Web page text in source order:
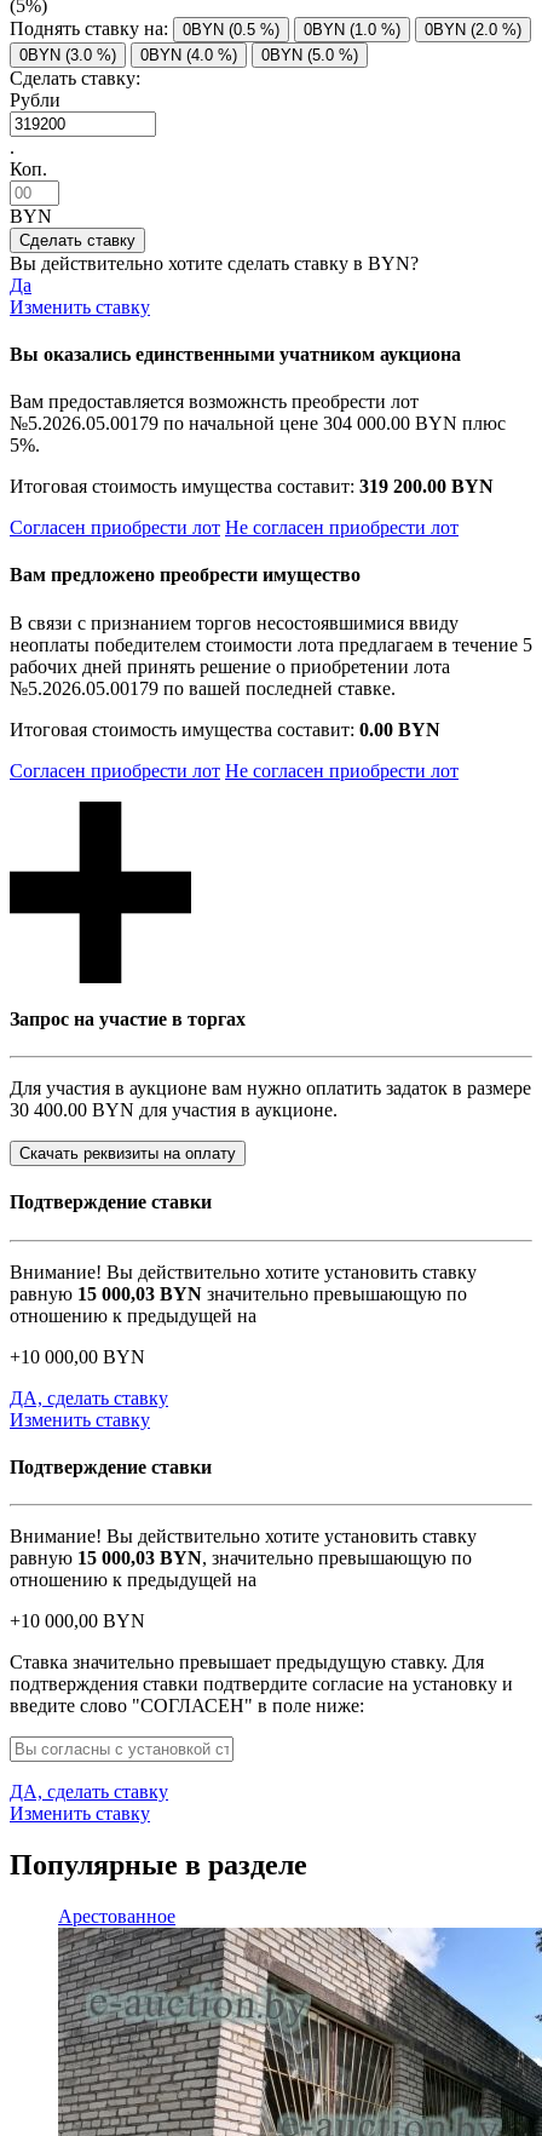
(5%)
Поднять ставку на:
0BYN (0.5 %) 0BYN (1.0 %)
0BYN (2.0 %)
0BYN (3.0 %)
0BYN (4.0 %) 0BYN (5.0 %)
Сделать ставку:
Рубли
.
Коп.
BYN
Вы действительно хотите сделать ставку в BYN?
Да
Изменить ставку
Вы оказались единственными учатником аукциона
Вам предоставляется возможнсть преобрести лот
№5.2026.05.00179 по начальной цене 304 000.00 BYN плюс
5%.
Итоговая стоимость имущества составит: 319 200.00 BYN
Согласен приобрести лот Не согласен приобрести лот
Вам предложено преобрести имущество
В связи с признанием торгов несостоявшимися ввиду
неоплаты победителем стоимости лота предлагаем в течение 5
рабочих дней принять решение о приобретении лота
№5.2026.05.00179 по вашей последней ставке.
Итоговая стоимость имущества составит: 0.00 BYN
Согласен приобрести лот Не согласен приобрести лот
Запрос на участие в торгах
Для участия в аукционе вам нужно оплатить задаток в размере
30 400.00 BYN для участия в аукционе.
Скачать реквизиты на оплату
Подтверждение ставки
Внимание! Вы действительно хотите установить ставку
равную 15 000,03 BYN значительно превышающую по
отношению к предыдущей на
+10 000,00 BYN
ДА, сделать ставку
Изменить ставку
Подтверждение ставки
Внимание! Вы действительно хотите установить ставку
равную 15 000,03 BYN, значительно превышающую по
отношению к предыдущей на
+10 000,00 BYN
Ставка значительно превышает предыдущую ставку. Для
подтверждения ставки подтвердите согласие на установку и
введите слово "СОГЛАСЕН" в поле ниже:
ДА, сделать ставку
Изменить ставку
Популярные в разделе
Арестованное